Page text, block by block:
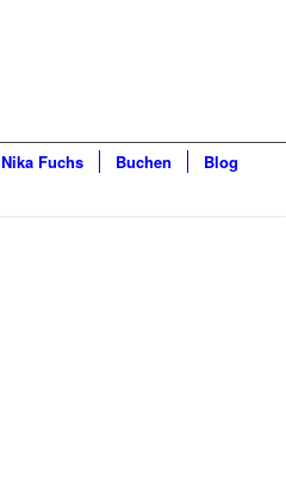
Nika Fuchs Buchen Blog